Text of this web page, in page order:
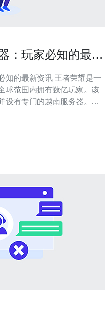
：玩家必知的最新
资讯 王者荣耀是一
球范围内拥有数亿玩家。该
设有专门的越南服务器。在
器的相关信息。 根据最